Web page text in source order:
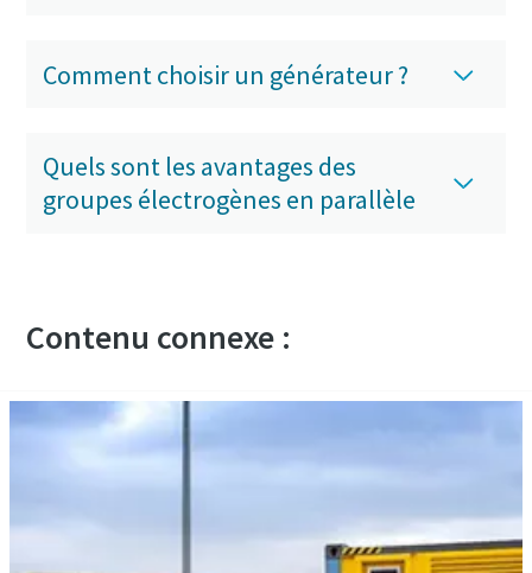
Comment choisir un générateur ?
Quels sont les avantages des
groupes électrogènes en parallèle
Contenu connexe :